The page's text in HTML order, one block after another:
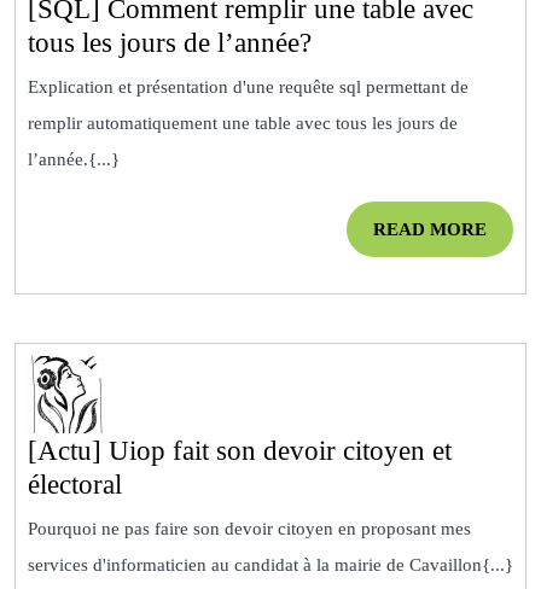
[SQL] Comment remplir une table avec
tous les jours de l’année?[SQL]
Comment
avec
tous
de
Explication et présentation d'une requête sql permettant de
remplir automatiquement une table avec tous les jours de
l’année.{...}
READ MOREREAD
MORE
[Actu] Uiop fait son devoir citoyen et
électoral
Uiop
Pourquoi ne pas faire son devoir citoyen en proposant mes
services d'informaticien au candidat à la mairie de Cavaillon{...}